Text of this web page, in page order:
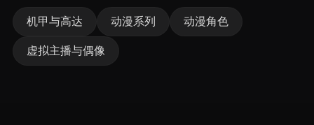
机甲与高达 动漫系列 动漫角色
虚拟主播与偶像